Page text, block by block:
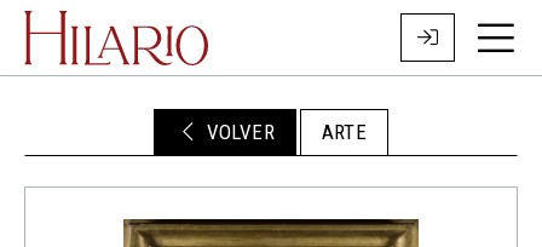
VOLVER ARTE